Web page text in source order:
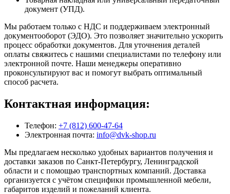
документ (УПД).
Мы работаем только с НДС и поддерживаем электронный
документооборот (ЭДО). Это позволяет значительно ускорить
процесс обработки документов. Для уточнения деталей
оплаты свяжитесь с нашими специалистами по телефону или
электронной почте. Наши менеджеры оперативно
проконсультируют вас и помогут выбрать оптимальный
способ расчета.
Контактная информация:
Телефон: +7 (812) 600-47-64
Электронная почта: info@dvk-shop.ru
Мы предлагаем несколько удобных вариантов получения и
доставки заказов по Санкт-Петербургу, Ленинградской
области и с помощью транспортных компаний. Доставка
организуется с учётом специфики промышленной мебели,
габаритов изделий и пожеланий клиента.